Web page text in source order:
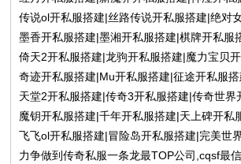
传说ol开私服搭建|丝路传说开私服搭建|绝对
墨香开私服搭建|墨湘开私服搭建|棋牌开私服
倚天2开私服搭建|龙驹开私服搭建|魔力宝贝
奇迹开私服搭建|Mu开私服搭建|征途开私服
天堂2开私服搭建|传奇3开私服搭建|传奇世
魔钥开私服搭建|千年开私服搭建|天上碑开私
飞飞ol开私服搭建|冒险岛开私服搭建|完美世
力争做到传奇私服一条龙最TOP公司,cqsf最